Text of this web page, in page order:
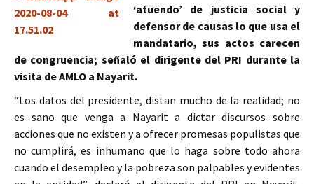
‘atuendo’ de justicia social y
defensor de causas lo que usa el
mandatario, sus actos carecen
de congruencia; señaló el dirigente del PRI durante la
visita de AMLO a Nayarit.
“Los datos del presidente, distan mucho de la realidad; no
es sano que venga a Nayarit a dictar discursos sobre
acciones que no existen y a ofrecer promesas populistas que
no cumplirá, es inhumano que lo haga sobre todo ahora
cuando el desempleo y la pobreza son palpables y evidentes